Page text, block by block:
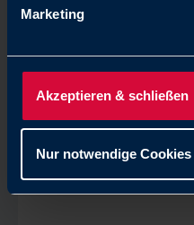
Marketing
Akzeptieren & schließen
Nur notwendige Cookies
PURE
Raccordi per composti
medicinali